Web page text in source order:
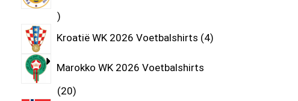
Kroatië WK 2026 Voetbalshirts 4
Marokko WK 2026 Voetbalshirts
20